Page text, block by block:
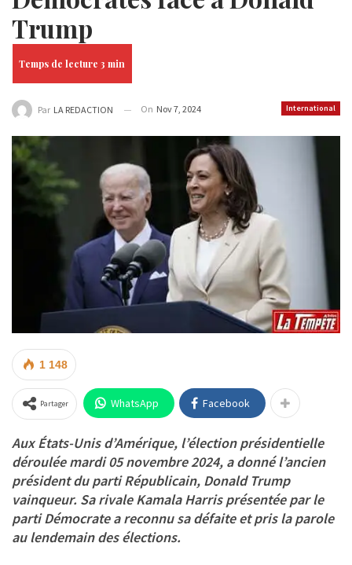
Trump
International
Par LA REDACTION On Nov 7, 2024
1 148
Partager WhatsApp Facebook
Aux États-Unis d’Amérique, l’élection présidentielle
déroulée mardi 05 novembre 2024, a donné l’ancien
président du parti Républicain, Donald Trump
vainqueur. Sa rivale Kamala Harris présentée par le
parti Démocrate a reconnu sa défaite et pris la parole
au lendemain des élections.